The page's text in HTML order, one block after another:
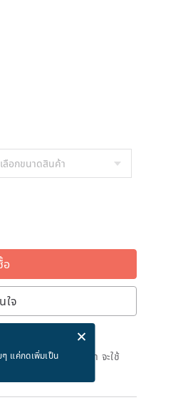
อ
ใจ
ๆ แค่กดเพิ่มเป็น
ถึงวันที่จะจัดส่งสินค้า จะใช้
นหยุด)